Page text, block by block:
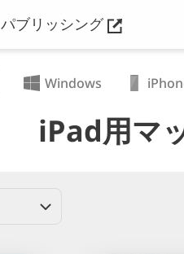
パブリッシング
Windows
iPad用マ